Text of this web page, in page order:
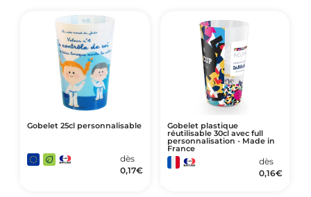
Gobelet 25cl personnalisable
dès
0,17€
Gobelet plastique
réutilisable 30cl avec full
personnalisation - Made in
France
dès
0,16€